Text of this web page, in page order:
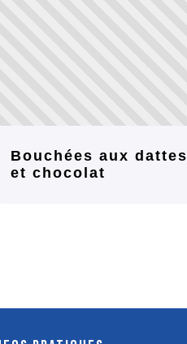
Bouchées aux dattes
et chocolat